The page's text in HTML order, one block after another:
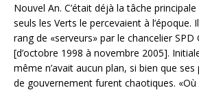
Nouvel An. C’était déjà la tâche
seuls les Verts le percevaient à l’époque.
rang de «serveurs» par le chancelier SPD
[d’octobre 1998 à novembre 2005].
même n’avait aucun plan, si bien que
de gouvernement furent chaotiques. «Où